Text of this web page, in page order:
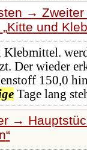
→
Kitte und
Der wieder
150,0
Tage lang
→